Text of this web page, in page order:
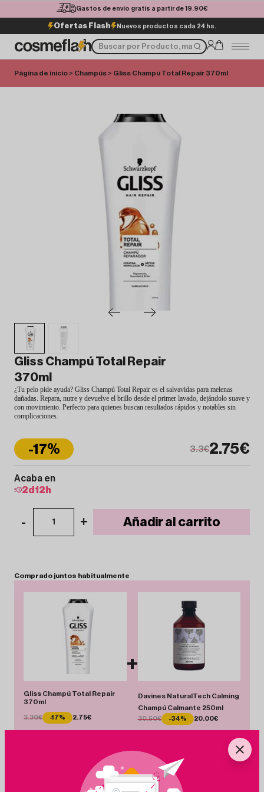
Gastos de envío gratis a partir de 19.90€
Ofertas Flash Nuevos productos cada 24 hs.
Página de inicio > Champús > Gliss Champú Total Repair 370ml
Gliss Champú Total Repair
370ml
¿Tu pelo pide ayuda? Gliss Champú Total Repair es el salvavidas para melenas
dañadas. Repara, nutre y devuelve el brillo desde el primer lavado, dejándolo suave y
con movimiento. Perfecto para quienes buscan resultados rápidos y notables sin
complicaciones.
2.75€
-17% 3.3€
Acaba en
2d 12 h
- 1 + Añadir al carrito
Comprado juntos habitualmente
Gliss Champú Total Repair
370ml
3.30€ -17% 2.75€
+
Davines NaturalTech Calming
Champú Calmante 250ml
30.50€ -34% 20.00€
Total 22.75 € Añadir Pack